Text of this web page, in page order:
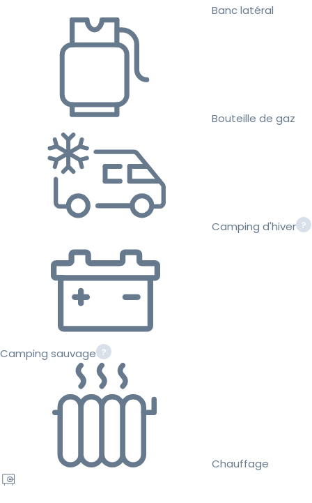
Banc latéral
Bouteille de gaz
Camping d'hiver
Camping sauvage
Chauffage